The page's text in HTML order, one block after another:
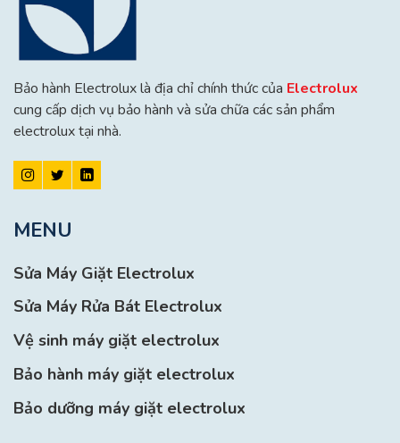
Bảo hành Electrolux là địa chỉ chính thức của Electrolux
cung cấp dịch vụ bảo hành và sửa chữa các sản phẩm
electrolux tại nhà.
MENU
Sửa Máy Giặt Electrolux
Sửa Máy Rửa Bát Electrolux
Vệ sinh máy giặt electrolux
Bảo hành máy giặt electrolux
Bảo dưỡng máy giặt electrolux